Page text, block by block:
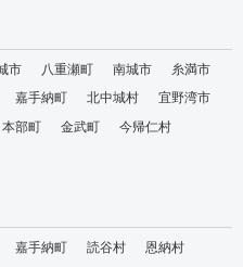
市 八重瀬町 南城市
糸満市
嘉手納町 北中城村
宜野湾市
本部町 金武町
今帰仁村
嘉手納町 読谷村
恩納村